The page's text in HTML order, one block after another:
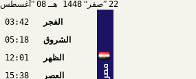
22
صفر 1448 هـ 08 أغسطس
مصر
الفجر
03:42
الشروق
05:18
الظهر
12:01
العصر
15:38